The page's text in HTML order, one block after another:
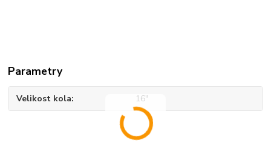
Parametry
Velikost kola 16"